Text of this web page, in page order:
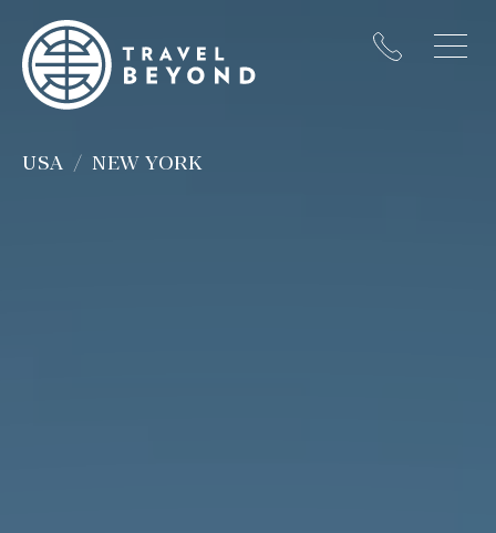
USA NEW YORK